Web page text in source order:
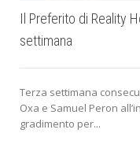
Il Preferito di Reality
settimana
Terza settimana
Oxa e Samuel Peron
gradimento per...